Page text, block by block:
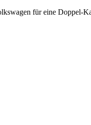
für eine Doppel-